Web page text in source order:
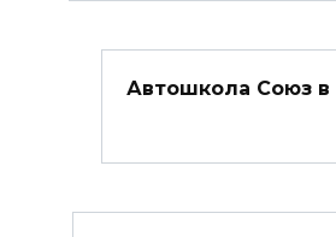
Автошкола Союз в